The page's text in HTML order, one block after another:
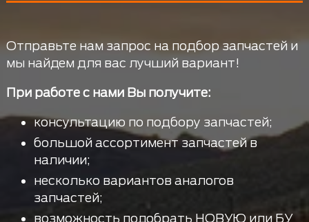
Отправьте нам запрос на подбор запчастей и
мы найдем для вас лучший вариант!
При работе с нами Вы получите:
консультацию по подбору запчастей;
большой ассортимент запчастей в
наличии;
несколько вариантов аналогов
запчастей;
возможность подобрать НОВУЮ или БУ